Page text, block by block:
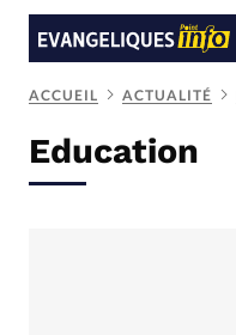
Faire un don
ACCUEIL ACTUALITÉ
Education